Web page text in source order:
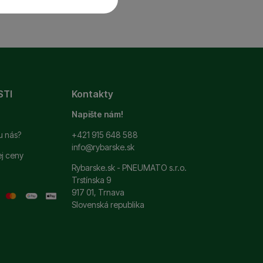
zapamätať vaše
je chat a podobne.
Ich pomocou
týchto cookies
nášho webu.
ponuky,
nás?
ceny
Kontakty
Napište nám!
+421 915 648 588
info@rybarske.sk
Rybarske.sk - PNEUMATO s.r.o.
Trstínska 9
917 01, Trnava
Slovenská republika